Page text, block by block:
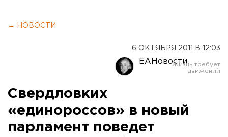
← НОВОСТИ
6 ОКТЯБРЯ 2011 В 12:03
ЕАНовости
Свердловких
«единороссов» в новый
парламент поведет